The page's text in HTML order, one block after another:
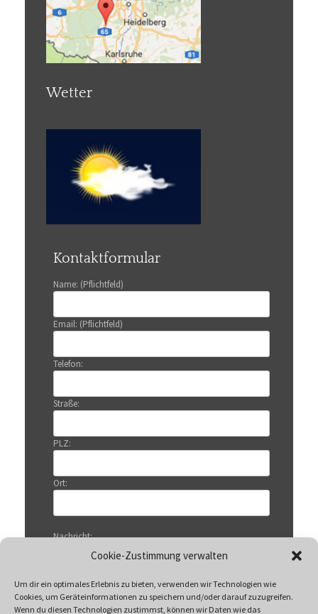
Cookie-Zustimmung verwalten
Um dir ein optimales Erlebnis zu bieten, verwenden wir Technologien wie
Cookies, um Geräteinformationen zu speichern und/oder darauf zuzugreifen.
Wenn du diesen Technologien zustimmst, können wir Daten wie das
Wetter
Kontaktformular
Name: (Pflichtfeld)
Email: (Pflichtfeld)
Telefon:
Straße:
PLZ:
Ort:
Nachricht: